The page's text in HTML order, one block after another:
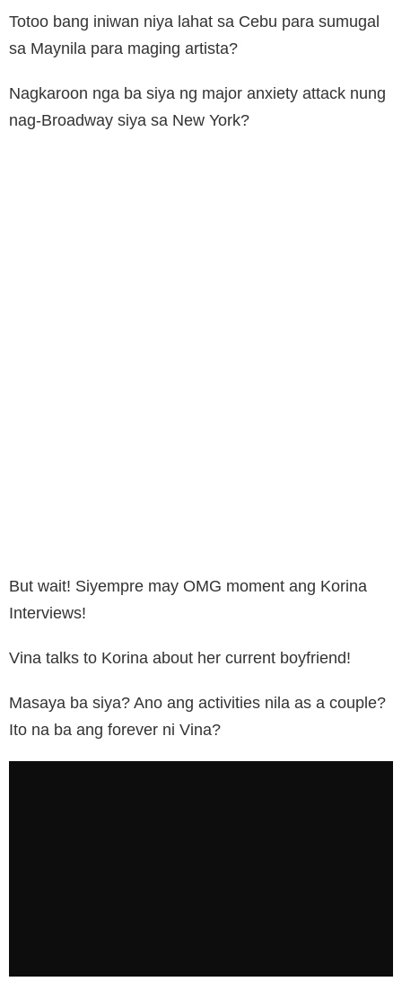
Totoo bang iniwan niya lahat sa Cebu para sumugal
sa Maynila para maging artista?
Nagkaroon nga ba siya ng major anxiety attack nung
nag-Broadway siya sa New York?
But wait! Siyempre may OMG moment ang Korina
Interviews!
Vina talks to Korina about her current boyfriend!
Masaya ba siya? Ano ang activities nila as a couple?
Ito na ba ang forever ni Vina?